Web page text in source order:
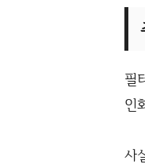
필
인
사